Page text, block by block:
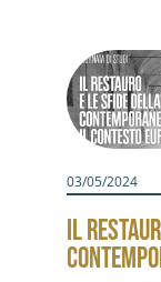
03/05/2024
IL